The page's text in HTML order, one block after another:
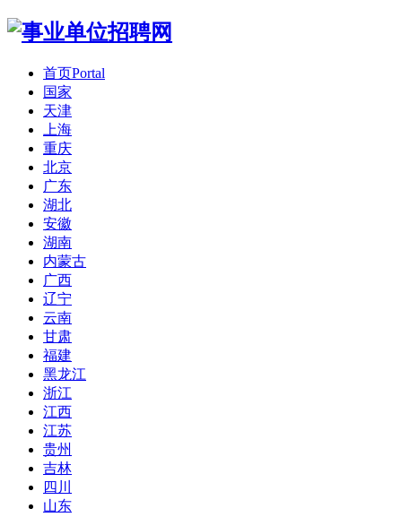
首页Portal
国家
天津
上海
重庆
北京
广东
湖北
安徽
湖南
内蒙古
广西
辽宁
云南
甘肃
福建
黑龙江
浙江
江西
江苏
贵州
吉林
四川
山东